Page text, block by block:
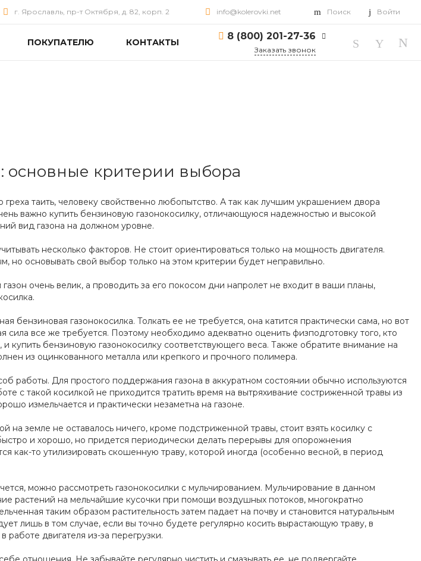
г. Ярославль, пр-т Октября, д. 82, корп. 2 info@kolerovki.net Поиск Войти
ПОКУПАТЕЛЮ КОНТАКТЫ
8 (800) 201-27-36
Заказать звонок
основные критерии выбора
таить, человеку свойственно любопытство. А так как лучшим украшением двора
важно купить бензиновую газонокосилку, отличающуюся надежностью и высокой
вид газона на должном уровне.
несколько факторов. Не стоит ориентироваться только на мощность двигателя.
но основывать свой выбор только на этом критерии будет неправильно.
очень велик, а проводить за его покосом дни напролет не входит в ваши планы,
бензиновая газонокосилка. Толкать ее не требуется, она катится практически сама, но вот
сила все же требуется. Поэтому необходимо адекватно оценить физподготовку того, кто
купить бензиновую газонокосилку соответствующего веса. Также обратите внимание на
из оцинкованного металла или крепкого и прочного полимера.
работы. Для простого поддержания газона в аккуратном состоянии обычно используются
с такой косилкой не приходится тратить время на вытряхивание состриженной травы из
измельчается и практически незаметна на газоне.
на земле не оставалось ничего, кроме подстриженной травы, стоит взять косилку с
и хорошо, но придется периодически делать перерывы для опорожнения
как-то утилизировать скошенную траву, которой иногда (особенно весной, в период
можно рассмотреть газонокосилки с мульчированием. Мульчирование в данном
растений на мельчайшие кусочки при помощи воздушных потоков, многократно
таким образом растительность затем падает на почву и становится натуральным
лишь в том случае, если вы точно будете регулярно косить вырастающую траву, в
двигателя из-за перегрузки.